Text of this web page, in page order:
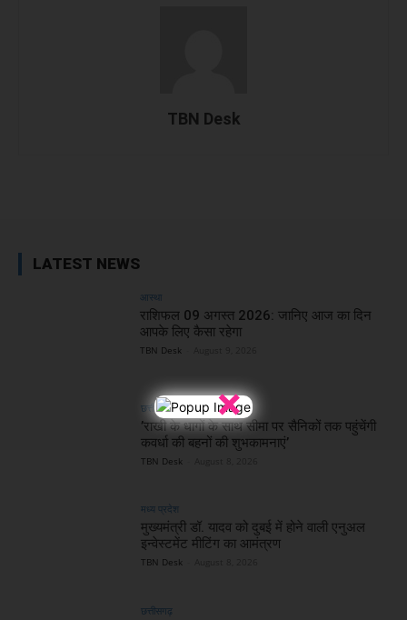
×
TBN Desk
LATEST NEWS
आस्था
राशिफल 09 अगस्त 2026: जानिए आज का दिन
आपके लिए कैसा रहेगा
TBN Desk
छत्तीसगढ़
’राखी के धागों के साथ सीमा पर सैनिकों तक पहुंचेंगी
कवर्धा की बहनों की शुभकामनाएं’
TBN Desk
मध्य प्रदेश
मुख्यमंत्री डॉ. यादव को दुबई में होने वाली एनुअल
इन्वेस्टमेंट मीटिंग का आमंत्रण
TBN Desk
छत्तीसगढ़